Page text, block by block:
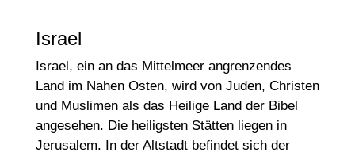
Israel
Israel, ein an das Mittelmeer angrenzendes
Land im Nahen Osten, wird von Juden, Christen
und Muslimen als das Heilige Land der Bibel
angesehen. Die heiligsten Stätten liegen in
Jerusalem. In der Altstadt befindet sich der